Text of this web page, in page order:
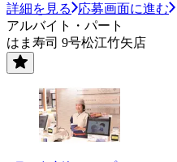
詳細を見る
応募画面に進む
アルバイト・パート
はま寿司 9号松江竹矢店